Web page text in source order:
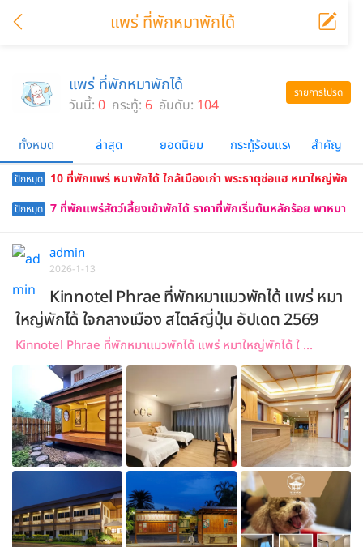
แพร่ ที่พักหมาพักได้
รายการโปรด
แพร่ ที่พักหมาพักได้
วันนี้: 0 กระทู้: 6 อันดับ: 104
ทั้งหมด ล่าสุด ยอดนิยม กระทู้ร้อนแรง สำคัญ
ปักหมุด 10 ที่พักแพร่ หมาพักได้ ใกล้เมืองเก่า พระธาตุช่อแฮ หมาใหญ่พัก
ได้ด้วย อัปเดต 2569
ปักหมุด 7 ที่พักแพร่สัตว์เลี้ยงเข้าพักได้ ราคาที่พักเริ่มต้นหลักร้อย พาหมา
admin
2026-1-13
Kinnotel Phrae ที่พักหมาแมวพักได้ แพร่ หมา
ใหญ่พักได้ ใจกลางเมือง สไตล์ญี่ปุ่น อัปเดต 2569
Kinnotel Phrae ที่พักหมาแมวพักได้ แพร่ หมาใหญ่พักได้ ใ ...